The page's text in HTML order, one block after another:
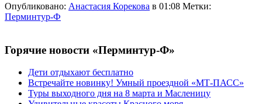
Опубликовано: Анастасия Корекова в 01:08 Метки:
Перминтур-Ф
Горячие новости «Перминтур-Ф»
Дети отдыхают бесплатно
Встречайте новинку! Умный проездной «МТ-ПАСС»
Туры выходного дня на 8 марта и Масленицу